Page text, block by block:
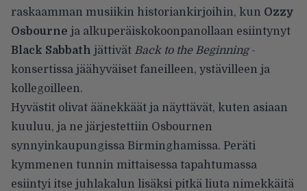
raskaamman musiikin historiankirjoihin, kun Ozzy
Osbourne ja alkuperäiskokoonpanollaan esiintynyt
Black Sabbath jättivät Back to the Beginning-
konsertissa jäähyväiset faneilleen, ystävilleen ja
kollegoilleen.
Hyvästit olivat äänekkäät ja näyttävät, kuten asiaan
kuuluu, ja ne järjestettiin Osbournen
synnyinkaupungissa Birminghamissa. Peräti
kymmenen tunnin mittaisessa tapahtumassa
esiintyi itse juhlakalun lisäksi pitkä liuta nimekkäitä